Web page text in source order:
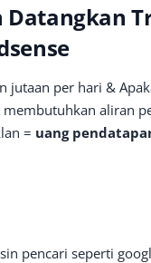
jutaan per hari &
aliran
= uang
pencari seperti